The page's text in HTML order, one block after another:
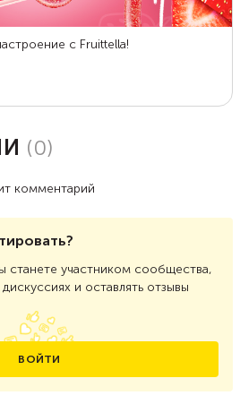
(0)
комментарий
станете участником сообщества,
и оставлять отзывы
ВОЙТИ